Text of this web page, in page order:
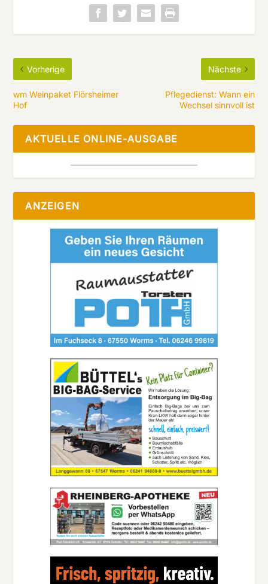
Vorherige
wm Weinpaket Flörsheimer
Hof
Nächste
Pflegedienst: Wann ein
Wechsel sinnvoll ist
AKTUELLE ONLINE-AUSGABE
ANZEIGEN